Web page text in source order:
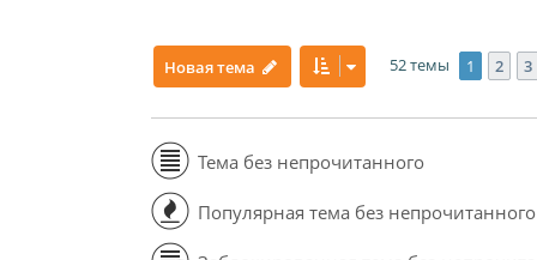
Новая тема 52 темы 1 2 3
Тема без непрочитанного
Популярная тема без непрочитанного